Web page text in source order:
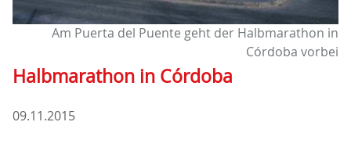
Am Puerta del Puente geht der Halbmarathon in
Córdoba vorbei
Halbmarathon in Córdoba
09.11.2015